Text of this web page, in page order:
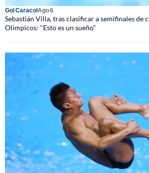
Gol CaracolAgo 6
Sebastián Villa, tras clasificar a semifinales de
Olímpicos: "Esto es un sueño"